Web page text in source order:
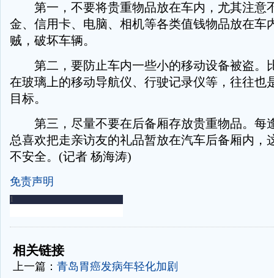
第一，不要将贵重物品放在车内，尤其注意
金、信用卡、电脑、相机等各类值钱物品放在车
贼，破坏车辆。
第二，要防止车内一些小的移动设备被盗。
在玻璃上的移动导航仪、行驶记录仪等，往往也
目标。
第三，尽量不要在后备厢存放贵重物品。每
总喜欢把走亲访友的礼品暂放在汽车后备厢内，
不安全。(记者 杨海涛)
免责声明
-
相关链接
上一篇： 青岛胃癌发病年轻化加剧